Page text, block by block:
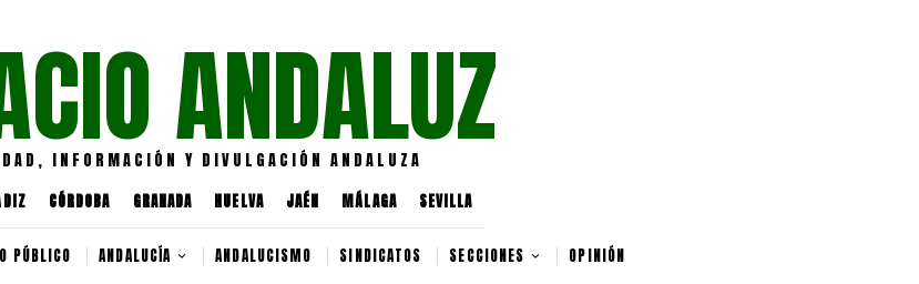
ANDALUZ
INFORMACIÓN Y DIVULGACIÓN ANDALUZA
CÓRDOBA GRANADA HUELVA JAÉN MÁLAGA SEVILLA
PÚBLICO ANDALUCÍA ANDALUCISMO SINDICATOS SECCIONES OPINIÓN